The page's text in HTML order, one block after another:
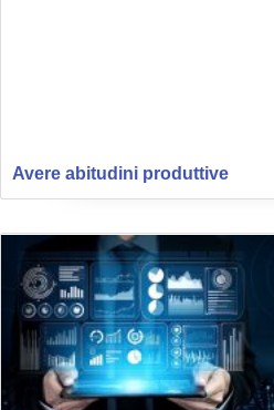
Avere abitudini produttive